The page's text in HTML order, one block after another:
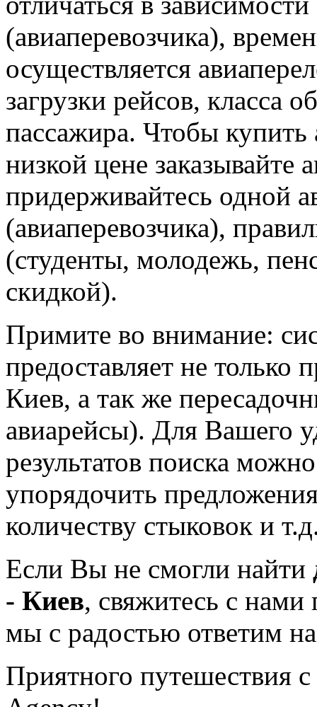
(авиаперевозчика),
осуществляется
загрузки рейсов, класса
пассажира. Чтобы
низкой цене заказывайте
придерживайтесь одной
(авиаперевозчика),
(студенты, молодежь,
скидкой).
Примите во внимание:
предоставляет не
Киев, а так же
авиарейсы). Для Вашего
результатов поиска
упорядочить
количеству стыковок и
Если Вы не смогли найти
- Киев, свяжитесь с
мы с радостью ответим
Приятного путешествия